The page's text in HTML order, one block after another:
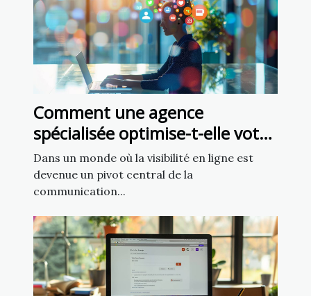
Comment une agence
spécialisée optimise-t-elle votre
présence sur les réseaux
sociaux ?
Dans un monde où la visibilité en ligne est
devenue un pivot central de la
communication...